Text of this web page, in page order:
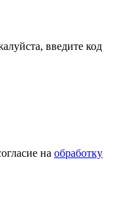
введите код
на обработку